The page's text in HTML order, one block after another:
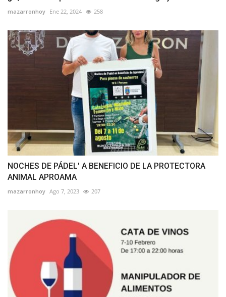
mazarronhoy Ene 22, 2024 258
NOCHES DE PÁDEL' A BENEFICIO DE LA PROTECTORA
ANIMAL APROAMA
mazarronhoy Ago 7, 2023 207